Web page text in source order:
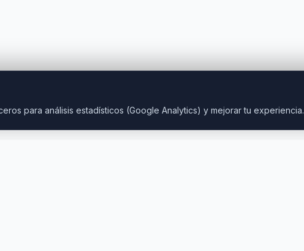
para análisis estadísticos (Google Analytics) y mejorar tu experiencia.